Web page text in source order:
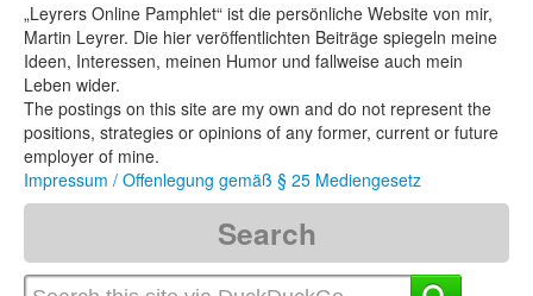
„Leyrers Online Pamphlet“ ist die persönliche Website von mir,
Martin Leyrer. Die hier veröffentlichten Beiträge spiegeln meine
Ideen, Interessen, meinen Humor und fallweise auch mein
Leben wider.
The postings on this site are my own and do not represent the
positions, strategies or opinions of any former, current or future
employer of mine.
Impressum / Offenlegung gemäß § 25 Mediengesetz
Search